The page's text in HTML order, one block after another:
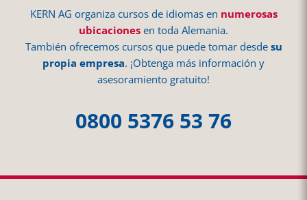
KERN AG organiza cursos de idiomas en numerosas
ubicacionesen toda Alemania.
También ofrecemos cursos que puede tomar desdesu
propia empresa. ¡Obtenga más información y
asesoramiento gratuito!
0800 5376 53 76